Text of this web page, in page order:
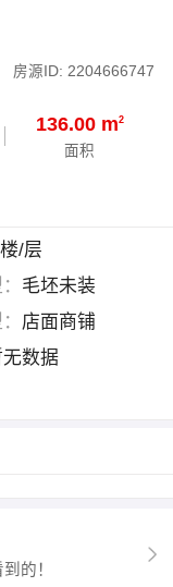
房源ID: 2204666747
136.00 m2
面积
/层
毛坯未装
店面商铺
无数据
的！